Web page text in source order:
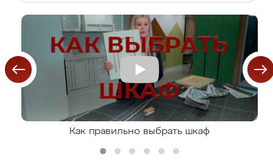
Как правильно выбрать шкаф